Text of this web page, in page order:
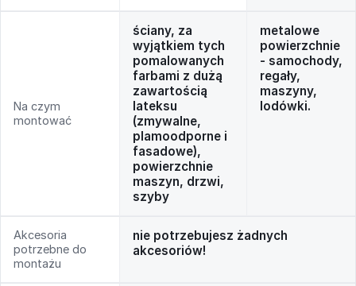
Na czym
montować
ściany, za
wyjątkiem tych
pomalowanych
farbami z dużą
zawartością
lateksu
(zmywalne,
plamoodporne i
fasadowe),
powierzchnie
maszyn, drzwi,
szyby
metalowe
powierzchnie
- samochody,
regały,
maszyny,
lodówki.
Akcesoria
potrzebne do
montażu
nie potrzebujesz żadnych
akcesoriów!